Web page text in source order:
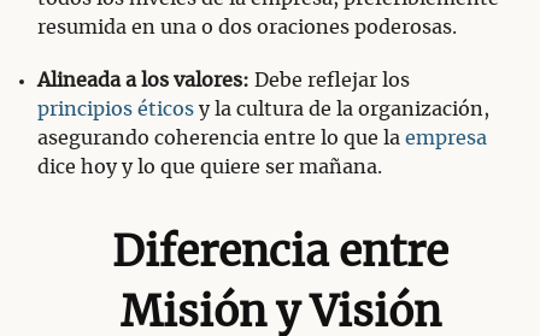
resumida en una o dos oraciones poderosas.
Alineada a los valores: Debe reflejar los
principios éticos y la cultura de la organización,
asegurando coherencia entre lo que la empresa
dice hoy y lo que quiere ser mañana.
Diferencia entre
Misión y Visión